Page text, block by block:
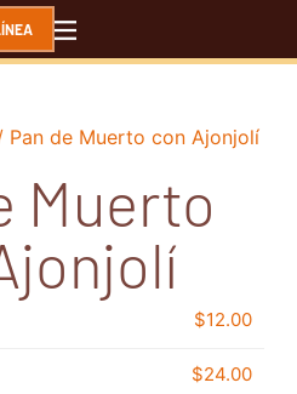
Pan de Muerto con Ajonjolí
Muerto
$12.00
$24.00